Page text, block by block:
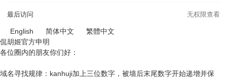
最后访问 无权限查看
English 简体中文
繁體中文
侃胡姬官方申明
各位圈内的朋友你们好：
域名寻找规律：kanhuji加上三位数字，被墙后末尾数字开始递增并保